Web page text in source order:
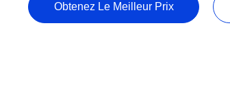
Obtenez Le Meilleur Prix